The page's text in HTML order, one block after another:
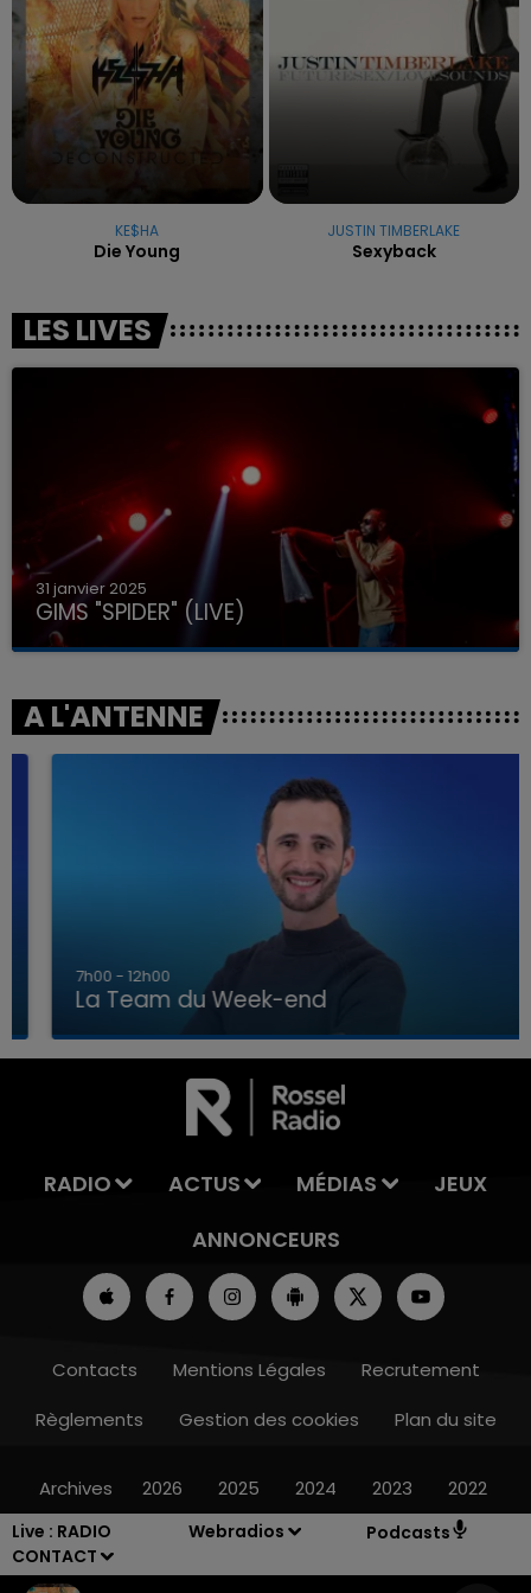
Live : RADIO
CONTACT
Webradios Podcasts
LA TEAM DU WEEK-END
KE$HA
Die Young
JUSTIN TIMBERLAKE
Sexyback
LES LIVES
31 janvier 2025
GIMS "SPIDER" (LIVE)
A L'ANTENNE
7h00 - 12h00
La Team du Week-end
RADIO ACTUS MÉDIAS
JEUX
ANNONCEURS
Contacts Mentions Légales
Recrutement
Règlements
Gestion des cookies Plan du site
Archives 2026 2025 2024 2023 2022